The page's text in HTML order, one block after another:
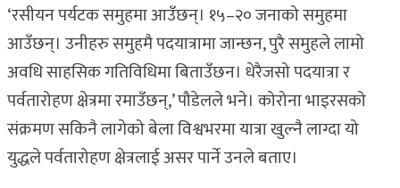
‘रसीयन पर्यटक समुहमा आउँछन्। १५–२० जनाको समुहमा
आउँछन्। उनीहरु समुहमै पदयात्रामा जान्छन, पुरै समुहले लामो
अवधि साहसिक गतिविधिमा बिताउँछन। धेरैजसो पदयात्रा र
पर्वतारोहण क्षेत्रमा रमाउँछन्,’ पौडेलले भने। कोरोना भाइरसको
संक्रमण सकिनै लागेको बेला विश्वभरमा यात्रा खुल्नै लाग्दा यो
युद्धले पर्वतारोहण क्षेत्रलाई असर पार्ने उनले बताए।